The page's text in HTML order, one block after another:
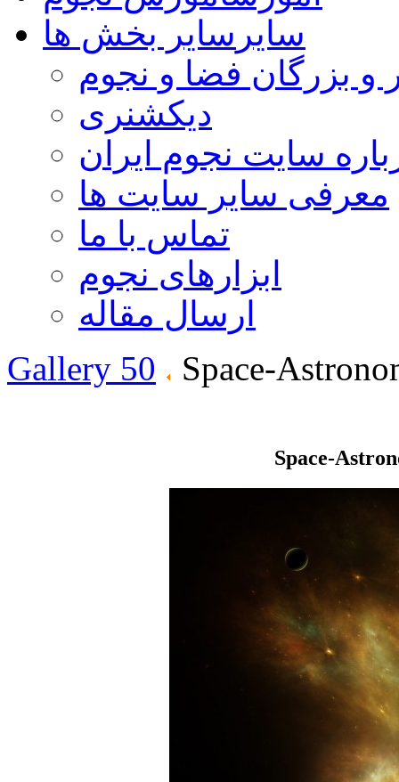
سایر سایر بخش ها
و بزرگان فضا و نجوم
دیکشنری
سایت نجوم ایران
معرفی سایر سایت ها
تماس با ما
ابزارهای نجوم
ارسال مقاله
Gallery 50
Space-
Space-